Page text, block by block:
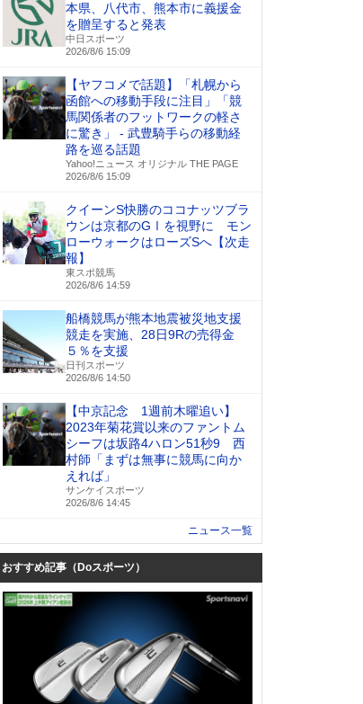
本県、八代市、熊本市に義援金
を贈呈すると発表
中日スポーツ
2026/8/6 15:09
【ヤフコメで話題】「札幌から
函館への移動手段に注目」「競
馬関係者のフットワークの軽さ
に驚き」 - 武豊騎手らの移動経
路を巡る話題
Yahoo!ニュース オリジナル THE PAGE
2026/8/6 15:09
クイーンS快勝のココナッツブラ
ウンは京都のGⅠを視野に モン
ローウォークはローズSへ【次走
報】
東スポ競馬
2026/8/6 14:59
船橋競馬が熊本地震被災地支援
競走を実施、28日9Rの売得金
５％を支援
日刊スポーツ
2026/8/6 14:50
【中京記念 1週前木曜追い】
2023年菊花賞以来のファントム
シーフは坂路4ハロン51秒9 西
村師「まずは無事に競馬に向か
えれば」
サンケイスポーツ
2026/8/6 14:45
ニュース一覧
おすすめ記事（Doスポーツ）